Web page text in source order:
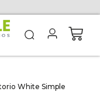
White Simple